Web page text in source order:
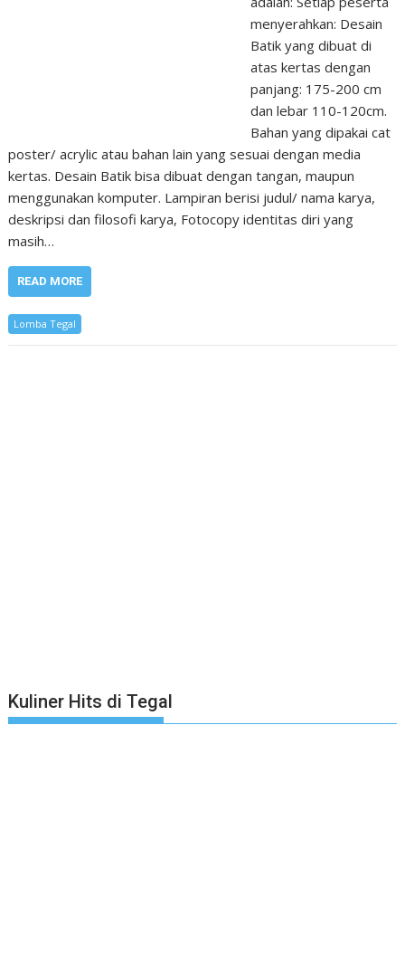
menyerahkan: Desain
Batik yang dibuat di
atas kertas dengan
panjang: 175-200 cm
dan lebar 110-120cm.
Bahan yang dipakai cat
poster/ acrylic atau bahan lain yang sesuai dengan media
kertas. Desain Batik bisa dibuat dengan tangan, maupun
menggunakan komputer. Lampiran berisi judul/ nama karya,
deskripsi dan filosofi karya, Fotocopy identitas diri yang
masih…
READ MORE
Lomba Tegal
Kuliner Hits di Tegal